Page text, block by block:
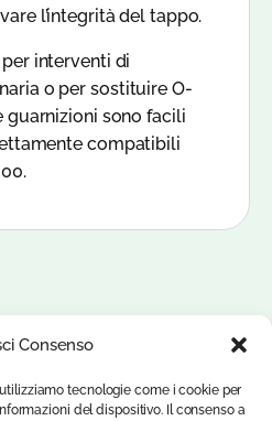
Consenso
tecnologie come i cookie per
del dispositivo. Il consenso a
l’integrità del tappo.
interventi di
o per sostituire O-
guarnizioni sono facili
compatibili